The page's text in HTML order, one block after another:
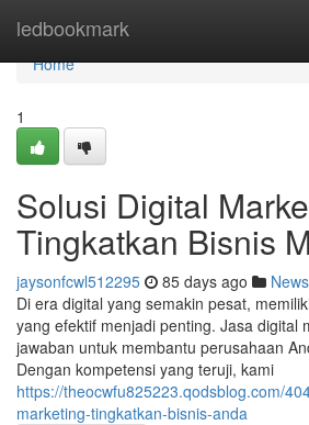
ledbookmark
Home
Home
1
Solusi Digital
Tingkatkan Bisnis
jaysonfcwl512295 85 days ago News
Di era digital yang semakin pesat,
yang efektif menjadi penting. Jasa digital
jawaban untuk membantu perusahaan
Dengan kompetensi yang teruji, kami
https://theocwfu825223.qodsblog.com/
marketing-tingkatkan-bisnis-anda